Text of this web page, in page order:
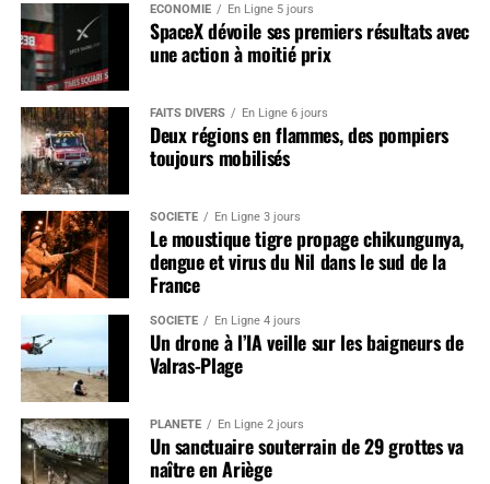
ÉCONOMIE En Ligne 5 jours
SpaceX dévoile ses premiers résultats avec
une action à moitié prix
FAITS DIVERS En Ligne 6 jours
Deux régions en flammes, des pompiers
toujours mobilisés
SOCIÉTÉ En Ligne 3 jours
Le moustique tigre propage chikungunya,
dengue et virus du Nil dans le sud de la
France
SOCIÉTÉ En Ligne 4 jours
Un drone à l’IA veille sur les baigneurs de
Valras-Plage
PLANÈTE En Ligne 2 jours
Un sanctuaire souterrain de 29 grottes va
naître en Ariège